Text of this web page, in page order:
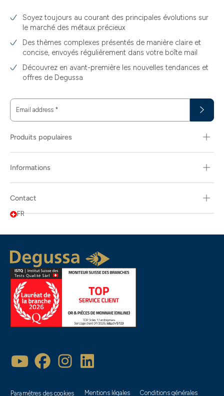
Soyez toujours au courant des principales évolutions sur
le marché des métaux précieux
Des thèmes complexes présentés de manière claire et
concise, envoyés régulièrement dans votre boîte mail
Découvrez en avant-première les nouvelles tendances et
offres de Degussa
Email address *
Produits populaires
Informations
Contact
FR
Paramètres des cookies Mentions légales Conditions générales